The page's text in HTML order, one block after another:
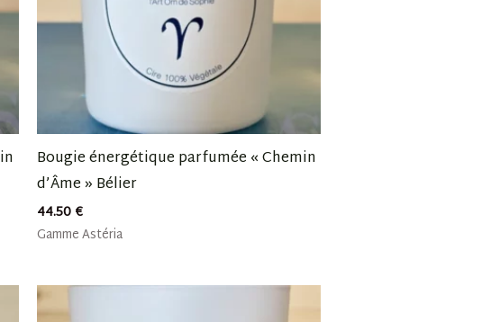
Bougie énergétique parfumée « Chemin
d’Âme » Bélier
44.50€
Gamme Astéria